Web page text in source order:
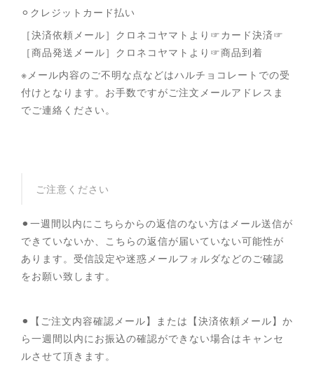
⚪︎クレジットカード払い
［決済依頼メール］クロネコヤマトより☞カード決済☞
［商品発送メール］クロネコヤマトより☞商品到着
※メール内容のご不明な点などはハルチョコレートでの受
付けとなります。お手数ですがご注文メールアドレスま
でご連絡ください。
ご注意ください
⚫︎一週間以内にこちらからの返信のない方はメール送信が
できていないか、こちらの返信が届いていない可能性が
あります。受信設定や迷惑メールフォルダなどのご確認
をお願い致します。
⚫︎【ご注文内容確認メール】または【決済依頼メール】か
ら一週間以内にお振込の確認ができない場合はキャンセ
ルさせて頂きます。